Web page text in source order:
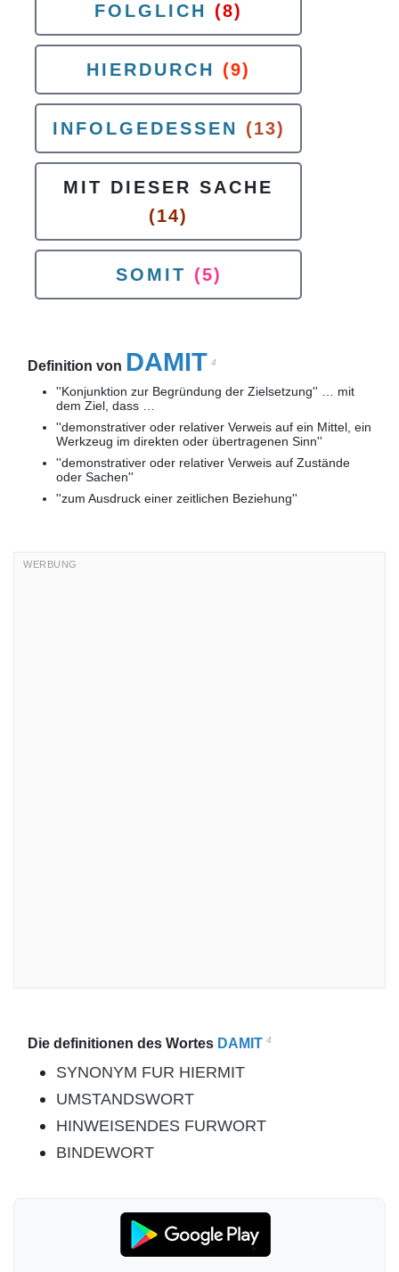
FOLGLICH (8)
HIERDURCH (9)
INFOLGEDESSEN (13)
MIT DIESER SACHE
(14)
SOMIT (5)
Definition von DAMIT 4
''Konjunktion zur Begründung der Zielsetzung'' … mit
dem Ziel, dass …
''demonstrativer oder relativer Verweis auf ein Mittel, ein
Werkzeug im direkten oder übertragenen Sinn''
''demonstrativer oder relativer Verweis auf Zustände
oder Sachen''
''zum Ausdruck einer zeitlichen Beziehung''
Die definitionen des Wortes DAMIT 4
SYNONYM FUR HIERMIT
UMSTANDSWORT
HINWEISENDES FURWORT
BINDEWORT